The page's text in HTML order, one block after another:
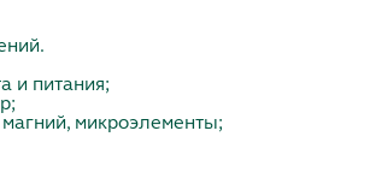
и питания;
магний, микроэлементы;